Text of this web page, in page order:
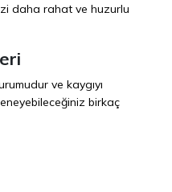
daha rahat ve huzurlu
ve kaygıyı
birkaç